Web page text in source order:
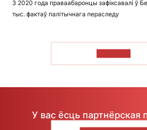
З 2020 года праваабаронцы зафіксавалі ў
тыс. фактаў палітычнага пераследу
У вас ёсць партнёрская